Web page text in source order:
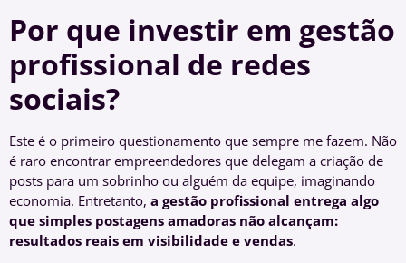
Por que investir em gestão
profissional de redes
sociais?
Este é o primeiro questionamento que sempre me fazem. Não
é raro encontrar empreendedores que delegam a criação de
posts para um sobrinho ou alguém da equipe, imaginando
economia. Entretanto, a gestão profissional entrega algo
que simples postagens amadoras não alcançam:
resultados reais em visibilidade e vendas.